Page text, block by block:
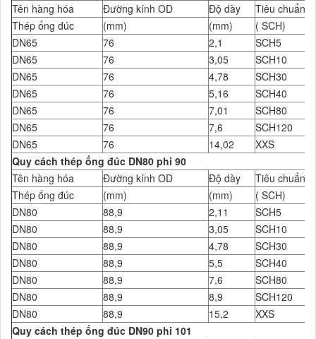
Tên hàng hóa
Đường kính OD Độ dày
Tiêu chuẩn
Thép ống đúc
(mm) (mm)
( SCH)
DN65
76 2,1
SCH5
DN65
76 3,05
SCH10
DN65
76 4,78
SCH30
DN65
76 5,16
SCH40
DN65
76 7,01
SCH80
DN65
76 7,6
SCH120
DN65
76 14,02
XXS
Quy cách thép ống đúc DN80 phi 90
Tên hàng hóa
Đường kính OD Độ dày
Tiêu chuẩn
Thép ống đúc
(mm) (mm)
( SCH)
DN80
88,9 2,11
SCH5
DN80
88,9 3,05
SCH10
DN80
88,9 4,78
SCH30
DN80
88,9 5,5
SCH40
DN80
88,9 7,6
SCH80
DN80
88,9 8,9
SCH120
DN80
88,9 15,2
XXS
Quy cách thép ống đúc DN90 phi 101